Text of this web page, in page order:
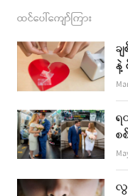
ထင်ပေါ်ကျော်ကြား
ခ
နဲ့
ရ
စ
လွ